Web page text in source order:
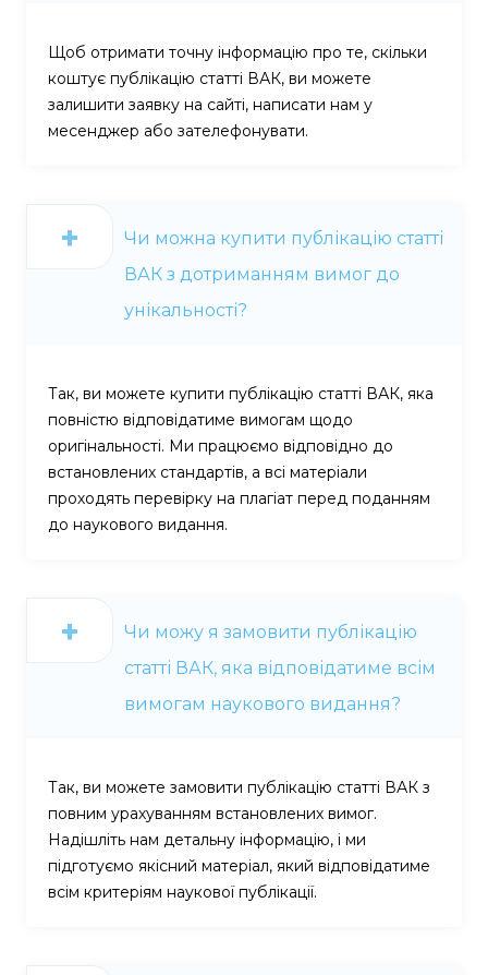
Щоб отримати точну інформацію про те, скільки
коштує публікацію статті ВАК, ви можете
залишити заявку на сайті, написати нам у
месенджер або зателефонувати.
Чи можна купити публікацію статті
ВАК з дотриманням вимог до
унікальності?
Так, ви можете купити публікацію статті ВАК, яка
повністю відповідатиме вимогам щодо
оригінальності. Ми працюємо відповідно до
встановлених стандартів, а всі матеріали
проходять перевірку на плагіат перед поданням
до наукового видання.
Чи можу я замовити публікацію
статті ВАК, яка відповідатиме всім
вимогам наукового видання?
Так, ви можете замовити публікацію статті ВАК з
повним урахуванням встановлених вимог.
Надішліть нам детальну інформацію, і ми
підготуємо якісний матеріал, який відповідатиме
всім критеріям наукової публікації.